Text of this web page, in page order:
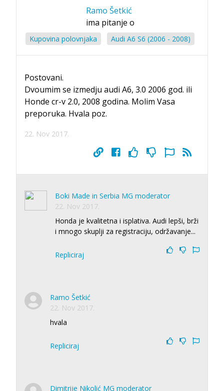
Ramo Šetkić
ima pitanje o
Kupovina polovnjaka Audi A6 S6 (2006 - 2008)
Postovani.
Dvoumim se izmedju audi A6, 3.0 2006 god. ili
Honde cr-v 2.0, 2008 godina. Molim Vasa
preporuka. Hvala poz.
22. Nov 2017.
Boki Made in Serbia MG moderator
22. Nov 2017.
Honda je kvalitetna i isplativa. Audi lepši, brži
i mnogo skuplji za registraciju, održavanje...
Repliciraj
Ramo Šetkić
22. Nov 2017.
hvala
Repliciraj
Dimitrije Nikolić MG moderator